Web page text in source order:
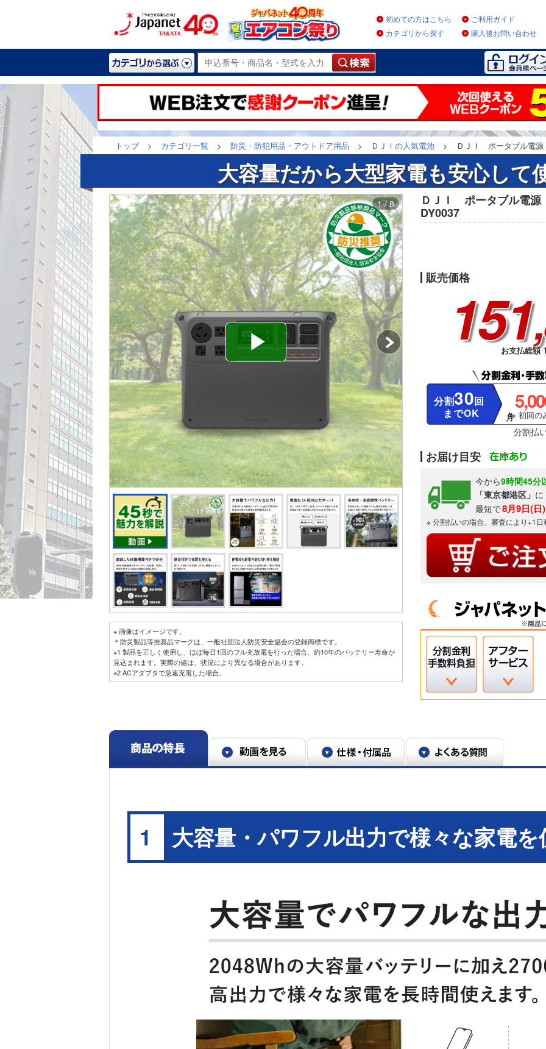
初めての方はこちら
ご利用ガイド
カテゴリから探す
購入後お問い合わせ
トップ > カテゴリ一覧 > 防災・防犯用品・アウトドア用品 > ＤＪＩの人気電池 > ＤＪＩ ポータブル
大容量だから大型家電も安心して
1 / 8
※ 画像はイメージです。
＊防災製品等推奨品マークは、一般社団法人防災安全協会の登録商標です。
※1 製品を正しく使用し、ほぼ毎日1回のフル充放電を行った場合、約10年のバッテリー寿命が
見込まれます。実際の値は、状況により異なる場合があります。
※2 ACアダプタで急速充電した場合。
ＤＪＩ ポータブル
DY0037
販売価格
151
お支払総額
分割30回
までOK
※ 初回の
分割払
お届け目安
今から9時間45分
「東京都港区」 に
最短で8月9日(日
※ 分割払いの場合、審査により+1
1 大容量・パワフル出力で様々な家電